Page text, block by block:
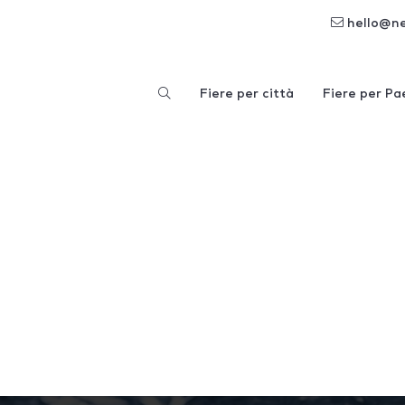
Fiere per città Fiere per